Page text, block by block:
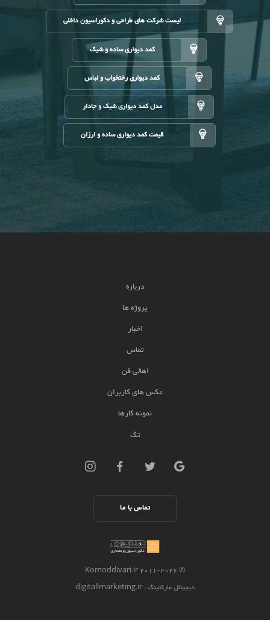
لیست شرکت های طراحی و دکوراسیون داخلی
کمد دیواری ساده و شیک
کمد دیواری رختخواب و لباس
مدل کمد دیواری شیک و جادار
قیمت کمد دیواری ساده و ارزان
درباره
پروژه ها
اخبار
تماس
اهالی فن
عکس های کاربران
نمونه کارها
تگ
تماس با ما
© 2011-
2026 Komoddivari.ir
دیجیتال مارکتینگ: digitallmarketing.ir